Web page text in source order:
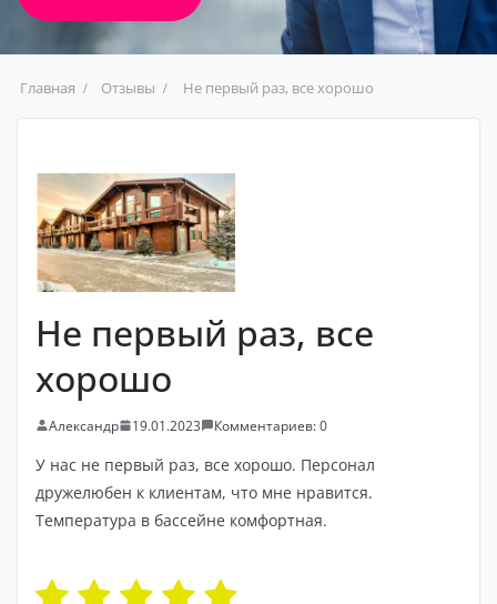
Главная Отзывы Не первый раз, все хорошо
Не первый раз, все
хорошо
Александр 19.01.2023 Комментариев: 0
У нас не первый раз, все хорошо. Персонал
дружелюбен к клиентам, что мне нравится.
Температура в бассейне комфортная.